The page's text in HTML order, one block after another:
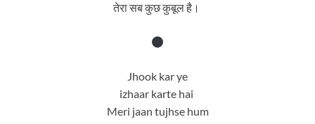
तेरा सब कुछ कुबूल है।
Jhook kar ye
izhaar karte hai
Meri jaan tujhse hum